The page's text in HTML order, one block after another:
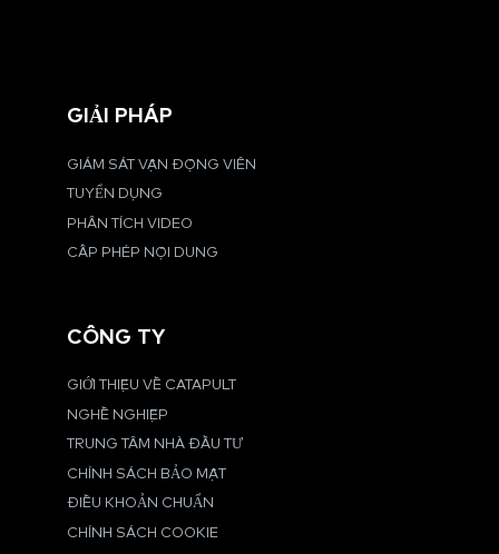
GIẢI PHÁP
GIÁM SÁT VẬN ĐỘNG VIÊN
TUYỂN DỤNG
PHÂN TÍCH VIDEO
CẤP PHÉP NỘI DUNG
CÔNG TY
GIỚI THIỆU VỀ CATAPULT
NGHỀ NGHIỆP
TRUNG TÂM NHÀ ĐẦU TƯ
CHÍNH SÁCH BẢO MẬT
ĐIỀU KHOẢN CHUẨN
CHÍNH SÁCH COOKIE